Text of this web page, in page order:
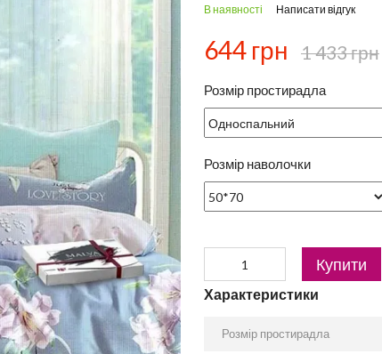
В наявності Написати відгук
644 грн 1 433 грн
Розмір простирадла
Розмір наволочки
Купити
Характеристики
Розмір простирадла